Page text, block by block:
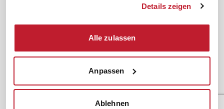
Details zeigen
Alle zulassen
Anpassen
Ablehnen
SBV-Wahl
News. Wissen. Themen.
Lexikon
Folgen Sie uns
Sicherheit durch geprüfte